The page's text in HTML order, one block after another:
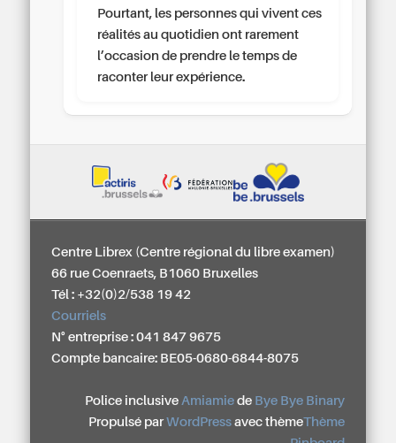
Pourtant, les personnes qui vivent ces
réalités au quotidien ont rarement
l’occasion de prendre le temps de
raconter leur expérience.
Centre Librex (Centre régional du libre examen)
66 rue Coenraets, B1060 Bruxelles
Tél : +32(0)2/538 19 42
Courriels
N° entreprise : 041 847 9675
Compte bancaire: BE05-0680-6844-8075
Police inclusive Amiamiede Bye Bye Binary
Propulsé par WordPressavec thèmeThème